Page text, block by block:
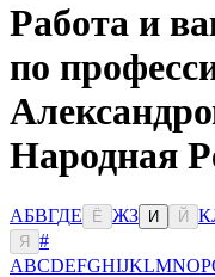
Работа и
по
Народная
АБВГДЕ Ё ЖЗ И Й К
Я
#
ABCDEFGHIJKLMNOP